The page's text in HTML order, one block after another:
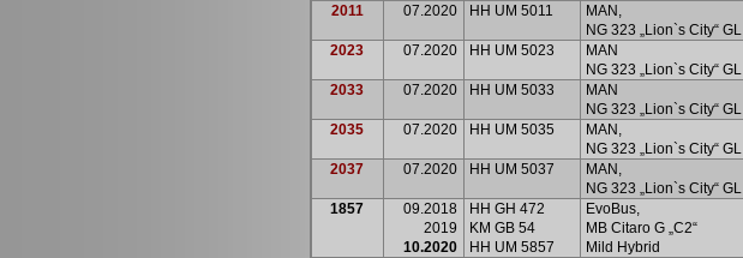
2011
07.2020 HH UM 5011
MAN,
NG 323 „Lion`s City“ GL
2023 07.2020 HH UM 5023
MAN
NG 323 „Lion`s City“ GL
2033 07.2020 HH UM 5033
MAN
NG 323 „Lion`s City“ GL
2035 07.2020 HH UM 5035
MAN,
NG 323 „Lion`s City“ GL
2037 07.2020 HH UM 5037
MAN,
NG 323 „Lion`s City“ GL
1857
09.2018
2019
10.2020
HH GH 472
KM GB 54
HH UM 5857
EvoBus,
MB Citaro G „C2“
Mild Hybrid